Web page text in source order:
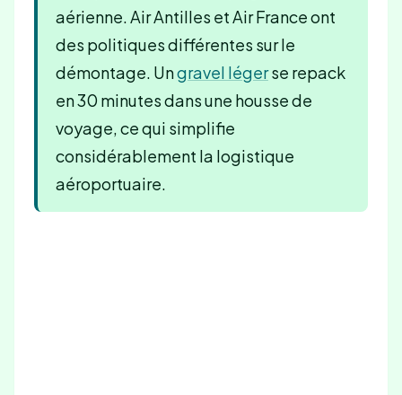
aérienne. Air Antilles et Air France ont
des politiques différentes sur le
démontage. Ungravel légerse repack
en 30 minutes dans une housse de
voyage, ce qui simplifie
considérablement la logistique
aéroportuaire.